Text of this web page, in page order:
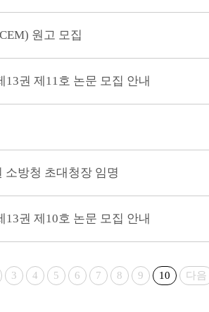
원고 모집
권 제11호 논문 모집 안내
소방청 초대청장 임명
권 제10호 논문 모집 안내
3 4 5 6 7 8 9 10 다음